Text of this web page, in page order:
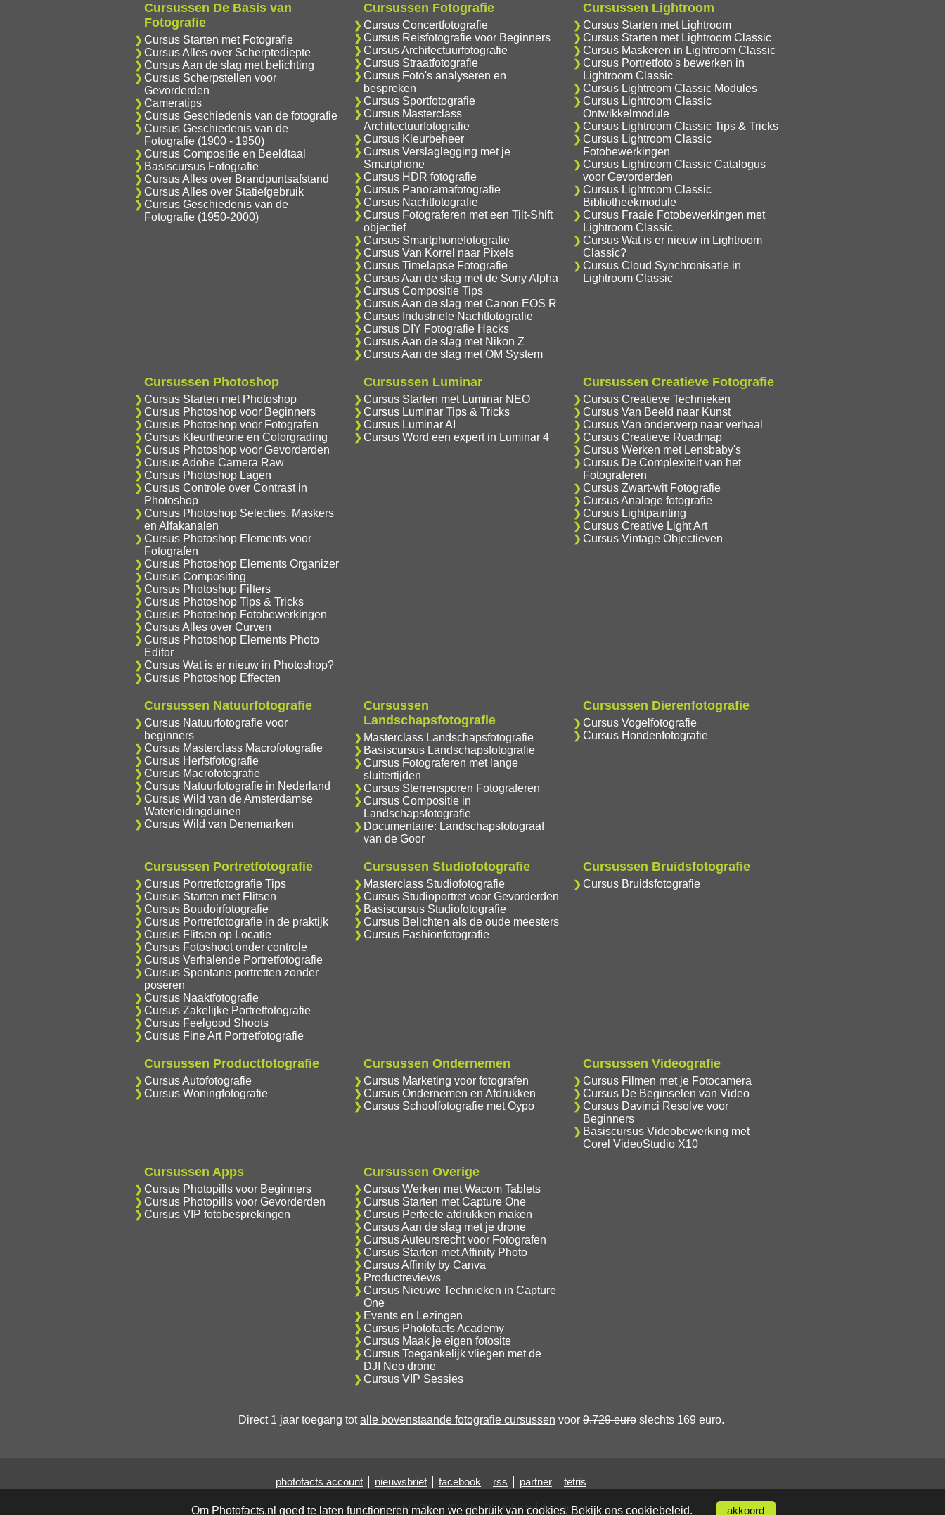
Cursussen De Basis van
Fotografie
Cursus Starten met Fotografie
Cursus Alles over Scherptediepte
Cursus Aan de slag met belichting
Cursus Scherpstellen voor
Gevorderden
Cameratips
Cursus Geschiedenis van de fotografie
Cursus Geschiedenis van de
Fotografie (1900 - 1950)
Cursus Compositie en Beeldtaal
Basiscursus Fotografie
Cursus Alles over Brandpuntsafstand
Cursus Alles over Statiefgebruik
Cursus Geschiedenis van de
Fotografie (1950-2000)
Cursussen Fotografie
Cursus Concertfotografie
Cursus Reisfotografie voor Beginners
Cursus Architectuurfotografie
Cursus Straatfotografie
Cursus Foto's analyseren en
bespreken
Cursus Sportfotografie
Cursus Masterclass
Architectuurfotografie
Cursus Kleurbeheer
Cursus Verslaglegging met je
Smartphone
Cursus HDR fotografie
Cursus Panoramafotografie
Cursus Nachtfotografie
Cursus Fotograferen met een Tilt-Shift
objectief
Cursus Smartphonefotografie
Cursus Van Korrel naar Pixels
Cursus Timelapse Fotografie
Cursus Aan de slag met de Sony Alpha
Cursus Compositie Tips
Cursus Aan de slag met Canon EOS R
Cursus Industriele Nachtfotografie
Cursus DIY Fotografie Hacks
Cursus Aan de slag met Nikon Z
Cursus Aan de slag met OM System
Cursussen Lightroom
Cursus Starten met Lightroom
Cursus Starten met Lightroom Classic
Cursus Maskeren in Lightroom Classic
Cursus Portretfoto's bewerken in
Lightroom Classic
Cursus Lightroom Classic Modules
Cursus Lightroom Classic
Ontwikkelmodule
Cursus Lightroom Classic Tips & Tricks
Cursus Lightroom Classic
Fotobewerkingen
Cursus Lightroom Classic Catalogus
voor Gevorderden
Cursus Lightroom Classic
Bibliotheekmodule
Cursus Fraaie Fotobewerkingen met
Lightroom Classic
Cursus Wat is er nieuw in Lightroom
Classic?
Cursus Cloud Synchronisatie in
Lightroom Classic
Cursussen Photoshop
Cursus Starten met Photoshop
Cursus Photoshop voor Beginners
Cursus Photoshop voor Fotografen
Cursus Kleurtheorie en Colorgrading
Cursus Photoshop voor Gevorderden
Cursus Adobe Camera Raw
Cursus Photoshop Lagen
Cursus Controle over Contrast in
Photoshop
Cursus Photoshop Selecties, Maskers
en Alfakanalen
Cursus Photoshop Elements voor
Fotografen
Cursus Photoshop Elements Organizer
Cursus Compositing
Cursus Photoshop Filters
Cursus Photoshop Tips & Tricks
Cursus Photoshop Fotobewerkingen
Cursus Alles over Curven
Cursus Photoshop Elements Photo
Editor
Cursus Wat is er nieuw in Photoshop?
Cursus Photoshop Effecten
Cursussen Luminar
Cursus Starten met Luminar NEO
Cursus Luminar Tips & Tricks
Cursus Luminar AI
Cursus Word een expert in Luminar 4
Cursussen Creatieve Fotografie
Cursus Creatieve Technieken
Cursus Van Beeld naar Kunst
Cursus Van onderwerp naar verhaal
Cursus Creatieve Roadmap
Cursus Werken met Lensbaby's
Cursus De Complexiteit van het
Fotograferen
Cursus Zwart-wit Fotografie
Cursus Analoge fotografie
Cursus Lightpainting
Cursus Creative Light Art
Cursus Vintage Objectieven
Cursussen Natuurfotografie
Cursus Natuurfotografie voor
beginners
Cursus Masterclass Macrofotografie
Cursus Herfstfotografie
Cursus Macrofotografie
Cursus Natuurfotografie in Nederland
Cursus Wild van de Amsterdamse
Waterleidingduinen
Cursus Wild van Denemarken
Cursussen
Landschapsfotografie
Masterclass Landschapsfotografie
Basiscursus Landschapsfotografie
Cursus Fotograferen met lange
sluitertijden
Cursus Sterrensporen Fotograferen
Cursus Compositie in
Landschapsfotografie
Documentaire: Landschapsfotograaf
van de Goor
Cursussen Dierenfotografie
Cursus Vogelfotografie
Cursus Hondenfotografie
Cursussen Portretfotografie
Cursus Portretfotografie Tips
Cursus Starten met Flitsen
Cursus Boudoirfotografie
Cursus Portretfotografie in de praktijk
Cursus Flitsen op Locatie
Cursus Fotoshoot onder controle
Cursus Verhalende Portretfotografie
Cursus Spontane portretten zonder
poseren
Cursus Naaktfotografie
Cursus Zakelijke Portretfotografie
Cursus Feelgood Shoots
Cursus Fine Art Portretfotografie
Cursussen Studiofotografie
Masterclass Studiofotografie
Cursus Studioportret voor Gevorderden
Basiscursus Studiofotografie
Cursus Belichten als de oude meesters
Cursus Fashionfotografie
Cursussen Bruidsfotografie
Cursus Bruidsfotografie
Cursussen Productfotografie
Cursus Autofotografie
Cursus Woningfotografie
Cursussen Ondernemen
Cursus Marketing voor fotografen
Cursus Ondernemen en Afdrukken
Cursus Schoolfotografie met Oypo
Cursussen Videografie
Cursus Filmen met je Fotocamera
Cursus De Beginselen van Video
Cursus Davinci Resolve voor
Beginners
Basiscursus Videobewerking met
Corel VideoStudio X10
Cursussen Apps
Cursus Photopills voor Beginners
Cursus Photopills voor Gevorderden
Cursus VIP fotobesprekingen
Cursussen Overige
Cursus Werken met Wacom Tablets
Cursus Starten met Capture One
Cursus Perfecte afdrukken maken
Cursus Aan de slag met je drone
Cursus Auteursrecht voor Fotografen
Cursus Starten met Affinity Photo
Cursus Affinity by Canva
Productreviews
Cursus Nieuwe Technieken in Capture
One
Events en Lezingen
Cursus Photofacts Academy
Cursus Maak je eigen fotosite
Cursus Toegankelijk vliegen met de
DJI Neo drone
Cursus VIP Sessies
Direct 1 jaar toegang totalle bovenstaande fotografie cursussen voor 9.729 euro slechts 169 euro.
photofacts account nieuwsbrief facebook rss partner tetris
© copyright 2006 - 2026 by Photofacts disclaimer
Om Photofacts.nl goed te laten functioneren maken we gebruik van cookies. Bekijk ons cookiebeleid. akkoord